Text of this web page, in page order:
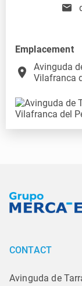
Emplacement
place
Avinguda
Vilafranca
CONTACT
Avinguda de